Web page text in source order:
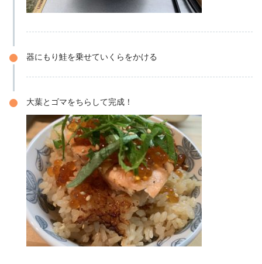
器にもり鮭を乗せていくらをかける
大葉とゴマをちらして完成！